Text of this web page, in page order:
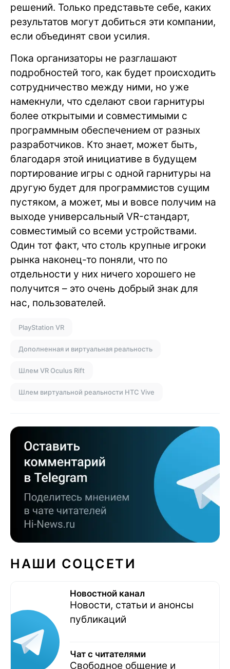
решений. Только представьте себе, каких
результатов могут добиться эти компании,
если объединят свои усилия.
Пока организаторы не разглашают
подробностей того, как будет происходить
сотрудничество между ними, но уже
намекнули, что сделают свои гарнитуры
более открытыми и совместимыми с
программным обеспечением от разных
разработчиков. Кто знает, может быть,
благодаря этой инициативе в будущем
портирование игры с одной гарнитуры на
другую будет для программистов сущим
пустяком, а может, мы и вовсе получим на
выходе универсальный VR-стандарт,
совместимый со всеми устройствами.
Один тот факт, что столь крупные игроки
рынка наконец-то поняли, что по
отдельности у них ничего хорошего не
получится – это очень добрый знак для
нас, пользователей.
PlayStation VR
Дополненная и виртуальная реальность
Шлем VR Oculus Rift
Шлем виртуальной реальности HTC Vive
НАШИ СОЦСЕТИ
Новостной канал
Новости, статьи и анонсы
публикаций
Чат с читателями
Свободное общение и